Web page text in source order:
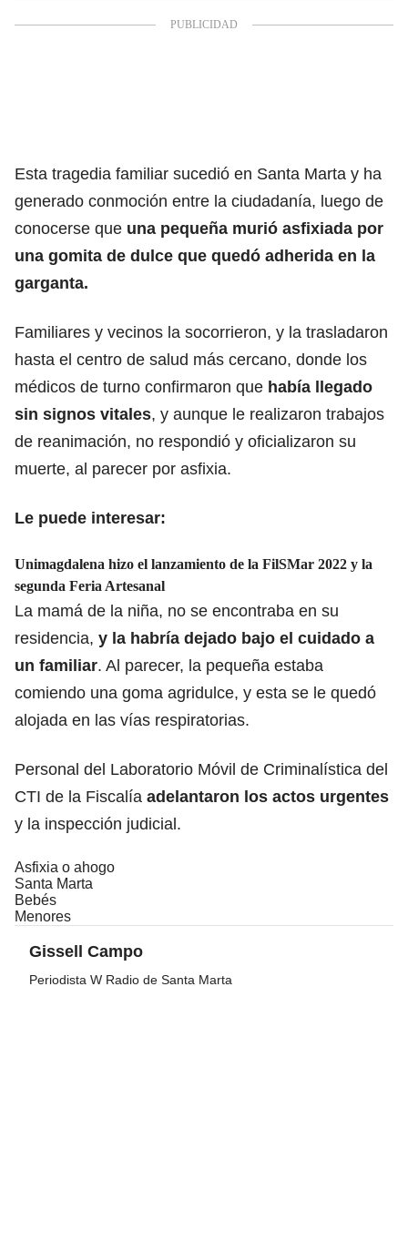
Esta tragedia familiar sucedió en Santa Marta y ha
generado conmoción entre la ciudadanía, luego de
conocerse que una pequeña murió asfixiada por
una gomita de dulce que quedó adherida en la
garganta.
Familiares y vecinos la socorrieron, y la trasladaron
hasta el centro de salud más cercano, donde los
médicos de turno confirmaron que había llegado
sin signos vitales, y aunque le realizaron trabajos
de reanimación, no respondió y oficializaron su
muerte, al parecer por asfixia.
Le puede interesar:
Unimagdalena hizo el lanzamiento de la FilSMar 2022 y la
segunda Feria Artesanal
La mamá de la niña, no se encontraba en su
residencia, y la habría dejado bajo el cuidado a
un familiar. Al parecer, la pequeña estaba
comiendo una goma agridulce, y esta se le quedó
alojada en las vías respiratorias.
Personal del Laboratorio Móvil de Criminalística del
CTI de la Fiscalía adelantaron los actos urgentes
y la inspección judicial.
Asfixia o ahogo
Santa Marta
Bebés
Menores
Gissell Campo
Periodista W Radio de Santa Marta